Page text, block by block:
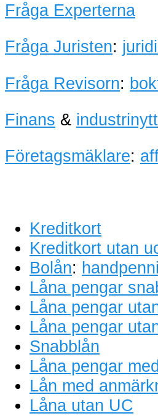
Fråga Experterna
Fråga Juristen:
Fråga Revisorn:
Finans & industrinytt
Företagsmäklare:
Kreditkort
Kreditkort utan
Bolån:
Låna pengar
Låna pengar
Låna pengar
Snabblån
Låna pengar
Lån med
Låna utan UC